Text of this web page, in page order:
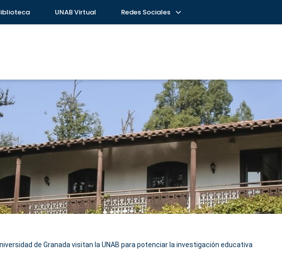
UNAB Virtual Redes Sociales
de Granada visitan la UNAB para potenciar la investigación educativa